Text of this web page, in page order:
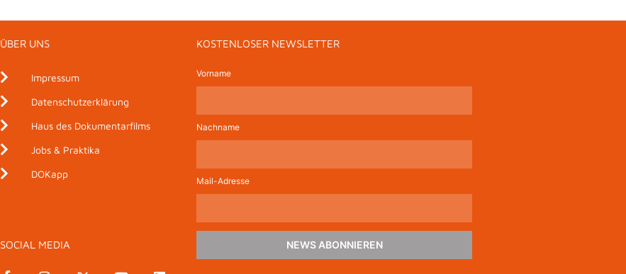
ÜBER UNS
Impressum
Datenschutzerklärung
Haus des Dokumentarfilms
Jobs & Praktika
DOKapp
SOCIAL MEDIA
KOSTENLOSER NEWSLETTER
Vorname
Nachname
Mail-Adresse
NEWS ABONNIEREN